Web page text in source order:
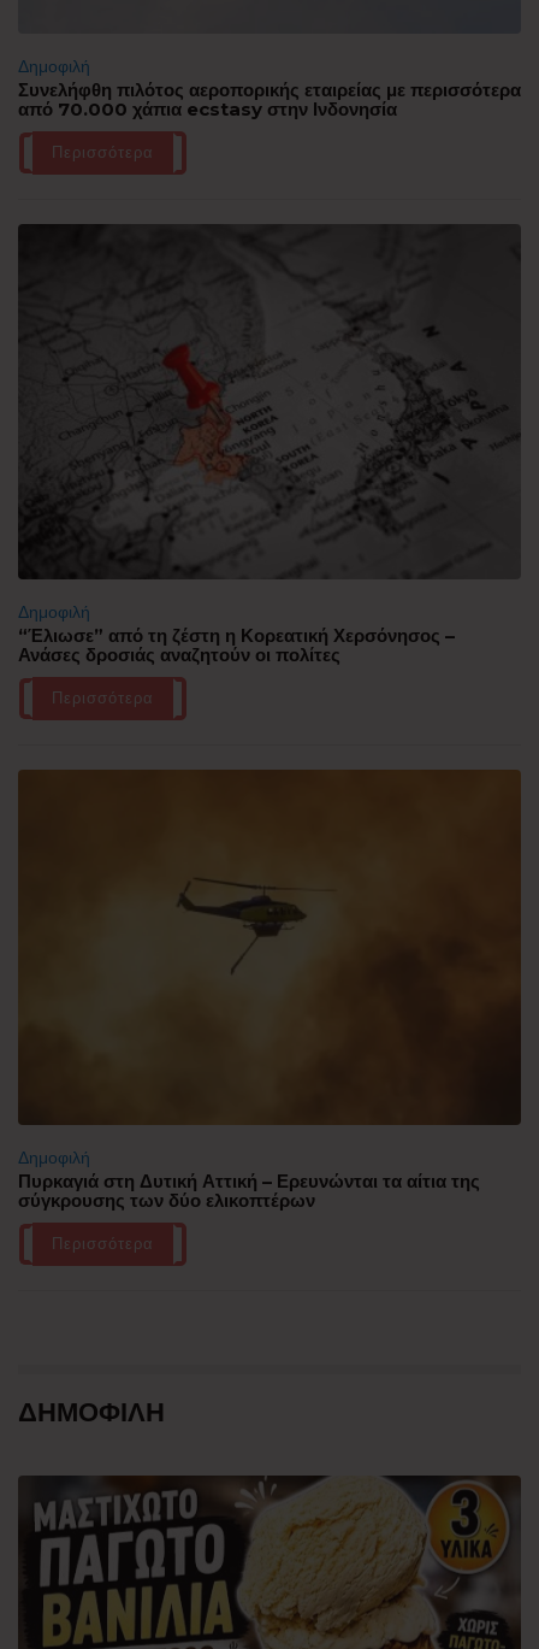
Δημοφιλή
Συνελήφθη πιλότος αεροπορικής εταιρείας με περισσότερα
από 70.000 χάπια ecstasy στην Ινδονησία
Περισσότερα
Δημοφιλή
“Έλιωσε” από τη ζέστη η Κορεατική Χερσόνησος –
Ανάσες δροσιάς αναζητούν οι πολίτες
Περισσότερα
Δημοφιλή
Πυρκαγιά στη Δυτική Αττική – Ερευνώνται τα αίτια της
σύγκρουσης των δύο ελικοπτέρων
Περισσότερα
ΔΗΜΟΦΙΛΗ